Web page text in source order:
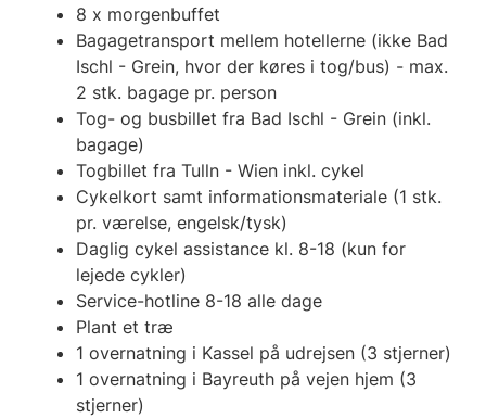
8 x morgenbuffet
Bagagetransport mellem hotellerne (ikke Bad
Ischl - Grein, hvor der køres i tog/bus) - max.
2 stk. bagage pr. person
Tog- og busbillet fra Bad Ischl - Grein (inkl.
bagage)
Togbillet fra Tulln - Wien inkl. cykel
Cykelkort samt informationsmateriale (1 stk.
pr. værelse, engelsk/tysk)
Daglig cykel assistance kl. 8-18 (kun for
lejede cykler)
Service-hotline 8-18 alle dage
Plant et træ
1 overnatning i Kassel på udrejsen (3 stjerner)
1 overnatning i Bayreuth på vejen hjem (3
stjerner)